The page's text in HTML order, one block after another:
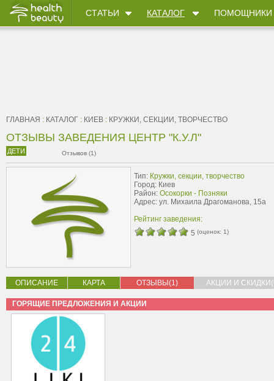
СТАТЬИ КАТАЛОГ ПОМОЩНИКИ
ГЛАВНАЯ : КАТАЛОГ : КИЕВ : КРУЖКИ, СЕКЦИИ, ТВОРЧЕСТВО
ОТЗЫВЫ ЗАВЕДЕНИЯ ЦЕНТР "К.У.Л"
ДЕТИ Отзывов (1)
Тип: Кружки, секции, творчество
Город: Киев
Район: Осокорки - Позняки
Адрес: ул. Михаила Драгоманова, 15а
Рейтинг заведения:
5 (оценок: 1)
ОПИСАНИЕ КАРТА ОТЗЫВЫ(1) АКЦИИ И
ГОРЯЩИЕ ПРЕДЛОЖЕНИЯ И АКЦИИ